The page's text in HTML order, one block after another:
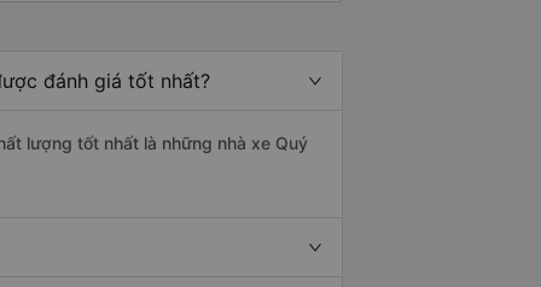
đánh giá tốt nhất?
lượng tốt nhất là những nhà xe Quý